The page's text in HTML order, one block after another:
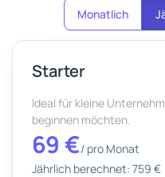
Monatlich
Starter
Ideal für kleine
beginnen möchten.
69 €/ pro Monat
Jährlich berechnet: 759